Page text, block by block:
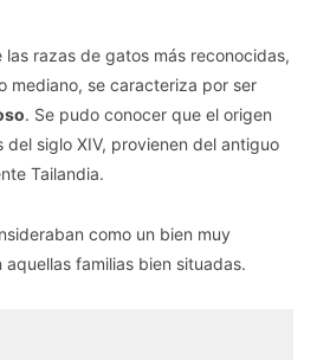
las razas de gatos más reconocidas,
mediano, se caracteriza por ser
. Se pudo conocer que el origen
siglo XIV, provienen del antiguo
Tailandia.
como un bien muy
familias bien situadas.